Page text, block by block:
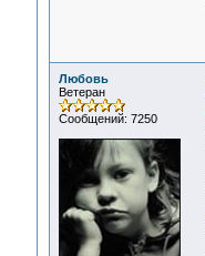
Любовь
Ветеран
Сообщений: 7250